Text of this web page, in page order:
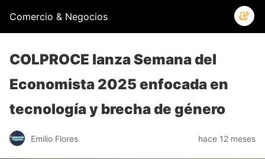
Comercio & Negocios
COLPROCE lanza Semana del
Economista 2025 enfocada en
tecnología y brecha de género
Emilio Flores hace 12 meses